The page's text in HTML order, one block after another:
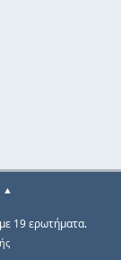
▲
19 ερωτήματα.